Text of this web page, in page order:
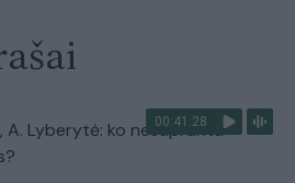
00:41:28
A. Lyberytė: ko nesupranta